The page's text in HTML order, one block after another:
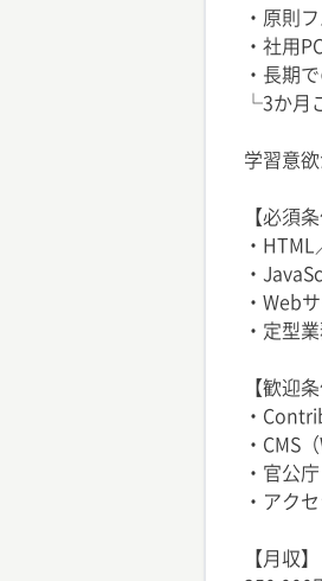
・原則
・社用
・長期
└3か月
学習意
【必須条
・
・
・Web
・定型
【歓迎条
・
・CMS
・官公
・アク
【月収】